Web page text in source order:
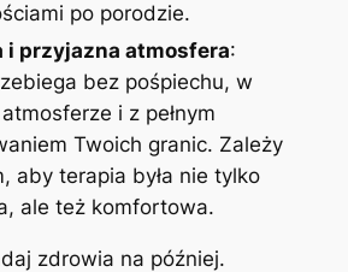
po porodzie.
i przyjazna atmosfera:
bez pośpiechu, w
i z pełnym
Twoich granic. Zależy
aby terapia była nie tylko
ale też komfortowa.
zdrowia na później.